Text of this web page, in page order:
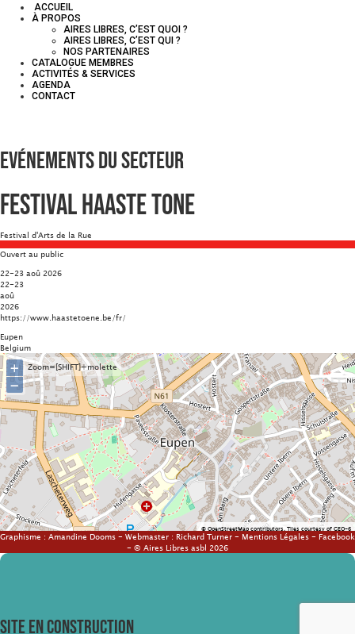
ACCUEIL
À PROPOS
AIRES LIBRES, C’EST QUOI ?
AIRES LIBRES, C’EST QUI ?
NOS PARTENAIRES
CATALOGUE MEMBRES
ACTIVITÉS & SERVICES
AGENDA
CONTACT
Evénements du secteur
Festival Haaste Tone
Festival d'Arts de la Rue
Ouvert au public
22-23 aoû 2026
22-23
aoû
2026
https://www.haastetoene.be/fr/
Eupen
Belgium
Zoom=[SHIFT]+molette
+
−
©OpenStreetMapcontributors. Tiles courtesy ofGEO-6
Graphisme : Amandine Dooms - Webmaster : Richard Turner - Mentions Légales - Facebook
- © Aires Libres asbl 2026
SITE EN CONSTRUCTION